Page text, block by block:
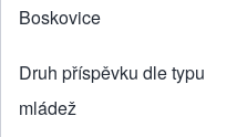
Boskovice
Druh příspěvku dle typu
mládež